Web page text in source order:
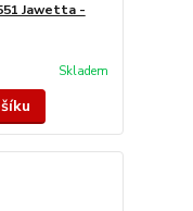
Jawetta -
Skladem